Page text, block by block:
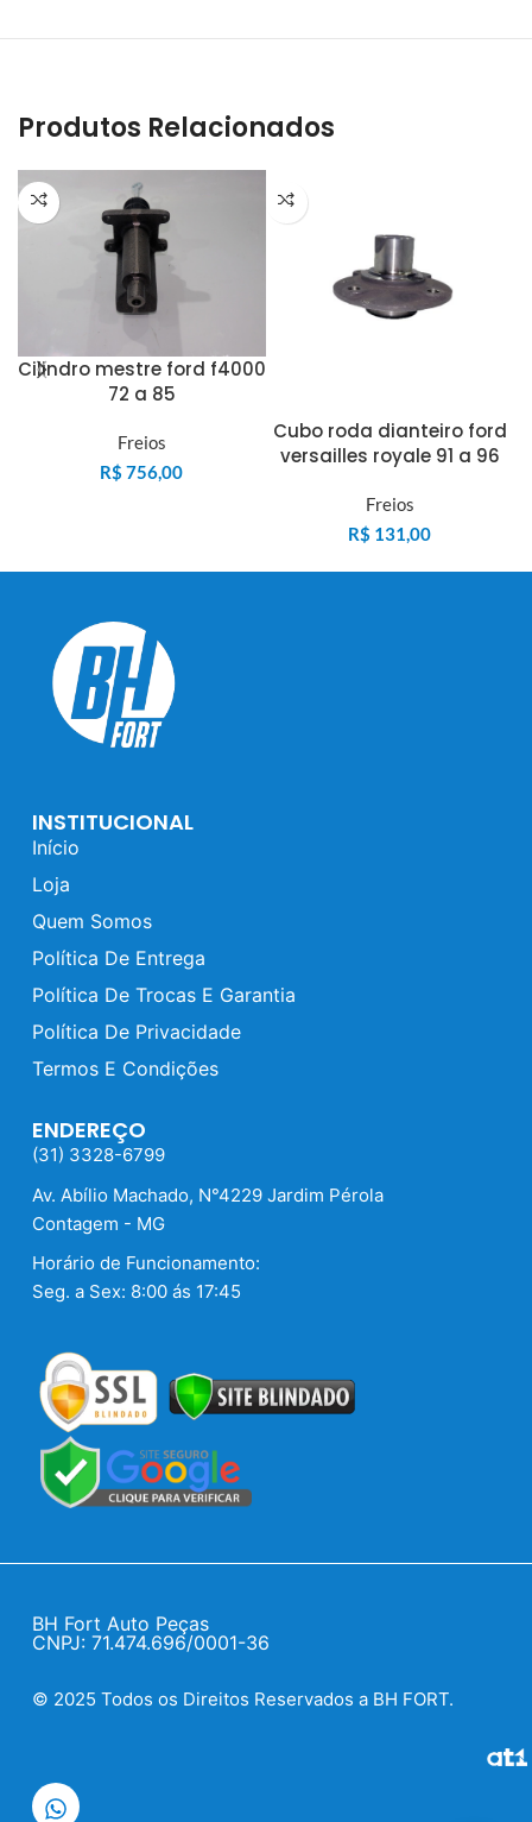
Produtos Relacionados
Cilindro mestre ford f4000
72 a 85
Freios
R$ 756,00
Cubo roda dianteiro ford
versailles royale 91 a 96
Freios
R$ 131,00
INSTITUCIONAL
Início
Loja
Quem Somos
Política De Entrega
Política De Trocas E Garantia
Política De Privacidade
Termos E Condições
ENDEREÇO
(31) 3328-6799
Av. Abílio Machado, N°4229 Jardim Pérola
Contagem - MG
Horário de Funcionamento:
Seg. a Sex: 8:00 ás 17:45
BH Fort Auto Peças
CNPJ: 71.474.696/0001-36
© 2025 Todos os Direitos Reservados a BH FORT.